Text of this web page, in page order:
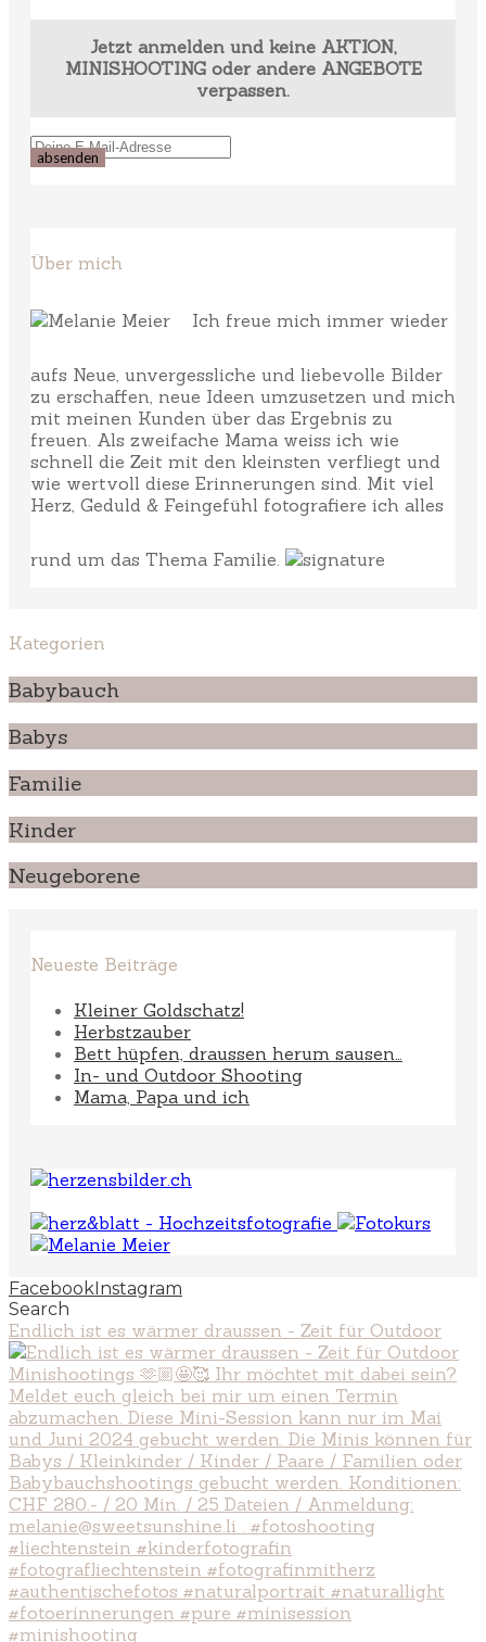
Jetzt anmelden und keine AKTION,
MINISHOOTING oder andere ANGEBOTE
verpassen.
Über mich
Ich freue mich immer wieder
aufs Neue, unvergessliche und liebevolle Bilder
zu erschaffen, neue Ideen umzusetzen und mich
mit meinen Kunden über das Ergebnis zu
freuen. Als zweifache Mama weiss ich wie
schnell die Zeit mit den kleinsten verfliegt und
wie wertvoll diese Erinnerungen sind. Mit viel
Herz, Geduld & Feingefühl fotografiere ich alles
rund um das Thema Familie.
Kategorien
Babybauch
Babys
Familie
Kinder
Neugeborene
Neueste Beiträge
Kleiner Goldschatz!
Herbstzauber
Bett hüpfen, draussen herum sausen…
In- und Outdoor Shooting
Mama, Papa und ich
FacebookInstagram
Search
Endlich ist es wärmer draussen - Zeit für Outdoor